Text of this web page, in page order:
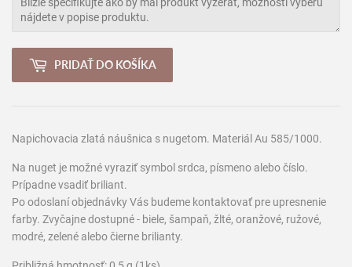
PRIDAŤ DO KOŠÍKA
Napichovacia zlatá náušnica s nugetom. Materiál Au 585/1000.
Na nuget je možné vyraziť symbol srdca, písmeno alebo číslo.
Prípadne vsadiť briliant.
Po odoslaní objednávky Vás budeme kontaktovať pre upresnenie
farby. Zvyčajne dostupné - biele, šampaň, žlté, oranžové, ružové,
modré, zelené alebo čierne brilianty.